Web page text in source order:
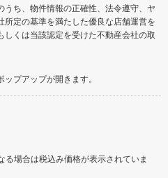
ち、物件情報の正確性、法令遵守、ヤ
定の基準を満たした優良な店舗運営を
くは当該認定を受けた不動産会社の取
プアップが開きます。
場合は税込み価格が表示されていま